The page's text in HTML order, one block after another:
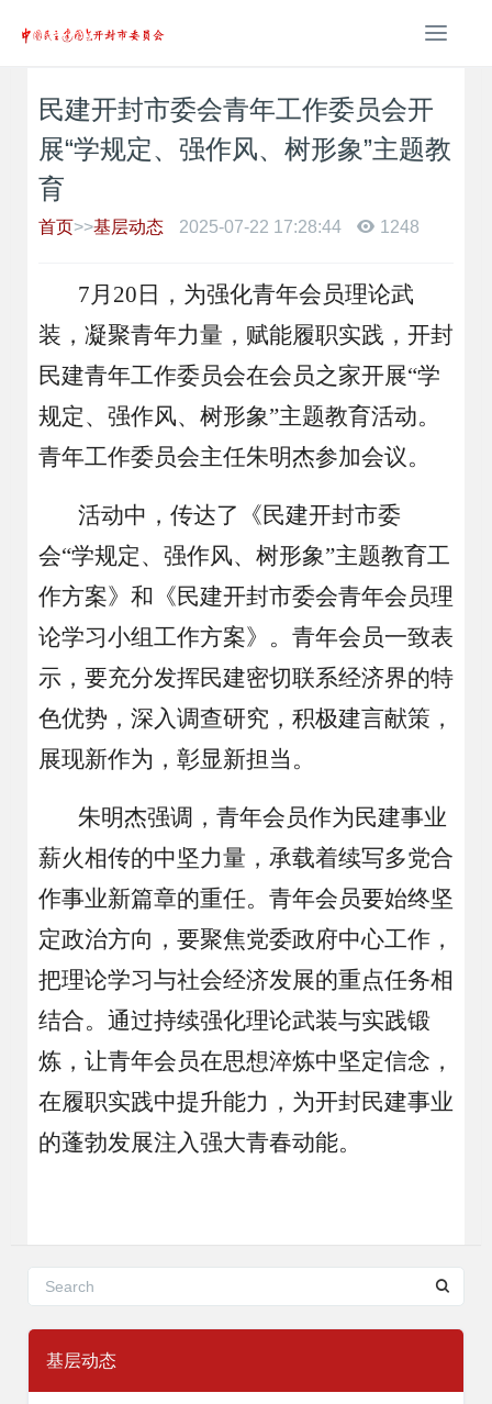
T
l
e
t
o
民建开封市委会青年工作委员会开
展“学规定、强作风、树形象”主题教
育
首页>>基层动态 2025-07-22 17:28:44 1248
7月20日，为强化青年会员理论武
装，凝聚青年力量，赋能履职实践，开封
民建青年工作委员会在会员之家开展“学
规定、强作风、树形象”主题教育活动。
青年工作委员会主任朱明杰参加会议。
活动中 ， 传达了《民建开封市委
会“学规定、强作风、树形象”主题教育工
作方案》和《民建开封市委会青年会员理
论学习小组工作方案》 。 青年会员一致表
示， 要充分发挥民建密切联系经济界的特
色优势，深入调查研究，积极建言献策，
展现新作为，彰显新担当 。
朱明杰强调，青年会员作为民建事业
薪火相传的中坚力量，承载着续写多党合
作事业新篇章的重任。青年会员要始终坚
定政治方向，要聚焦党委政府中心工作，
把理论学习与社会经济发展的重点任务相
结合。 通过持续强化理论武装与实践锻
炼，让青年会员在思想淬炼中坚定信念，
在履职实践中提升能力，为开封民建事业
的蓬勃发展注入强大青春动能。
基层动态